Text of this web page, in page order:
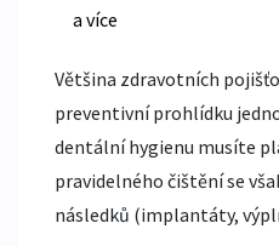
a více
Většina zdravotních
preventivní prohlídku
dentální hygienu musíte
pravidelného čištění se
následků (implantáty,